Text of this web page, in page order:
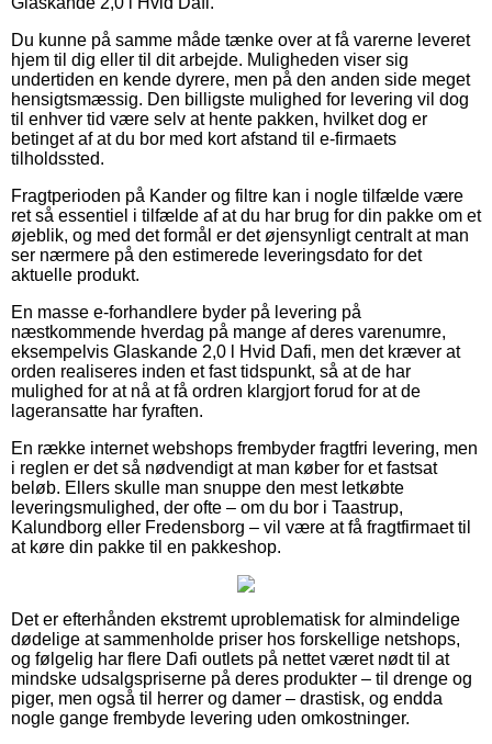
Du kunne på samme måde tænke over at få varerne leveret
hjem til dig eller til dit arbejde. Muligheden viser sig
undertiden en kende dyrere, men på den anden side meget
hensigtsmæssig. Den billigste mulighed for levering vil dog
til enhver tid være selv at hente pakken, hvilket dog er
betinget af at du bor med kort afstand til e-firmaets
tilholdssted.
Fragtperioden på Kander og filtre kan i nogle tilfælde være
ret så essentiel i tilfælde af at du har brug for din pakke om et
øjeblik, og med det formål er det øjensynligt centralt at man
ser nærmere på den estimerede leveringsdato for det
aktuelle produkt.
En masse e-forhandlere byder på levering på
næstkommende hverdag på mange af deres varenumre,
eksempelvis Glaskande 2,0 l Hvid Dafi, men det kræver at
orden realiseres inden et fast tidspunkt, så at de har
mulighed for at nå at få ordren klargjort forud for at de
lageransatte har fyraften.
En række internet webshops frembyder fragtfri levering, men
i reglen er det så nødvendigt at man køber for et fastsat
beløb. Ellers skulle man snuppe den mest letkøbte
leveringsmulighed, der ofte – om du bor i Taastrup,
Kalundborg eller Fredensborg – vil være at få fragtfirmaet til
at køre din pakke til en pakkeshop.
Det er efterhånden ekstremt uproblematisk for almindelige
dødelige at sammenholde priser hos forskellige netshops,
og følgelig har flere Dafi outlets på nettet været nødt til at
mindske udsalgspriserne på deres produkter – til drenge og
piger, men også til herrer og damer – drastisk, og endda
nogle gange frembyde levering uden omkostninger.